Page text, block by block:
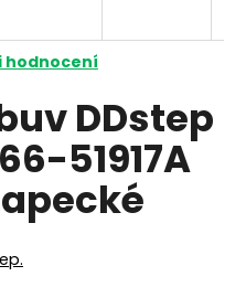
hodnocení
DDstep
51917A